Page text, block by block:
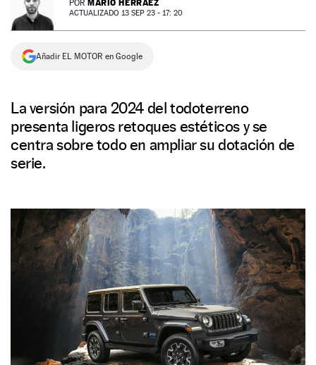
NEWSLETTER
SÍGUENOS
POR MARIO HERRÁEZ
ACTUALIZADO 13 SEP 23 - 17: 20
Añadir EL MOTOR en Google
La versión para 2024 del todoterreno
presenta ligeros retoques estéticos y se
centra sobre todo en ampliar su dotación de
serie.